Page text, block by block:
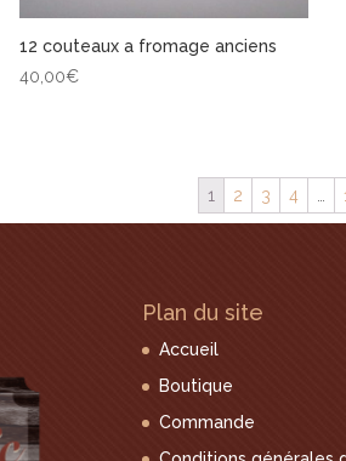
12 couteaux a fromage anciens
40,00€
1 2 3 4
Plan du site
Accueil
Boutique
Commande